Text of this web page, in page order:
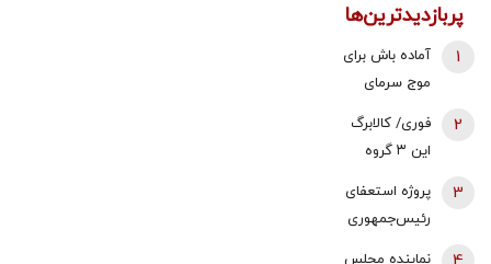
پربازدیدترین‌ها
آماده باش برای
موج سرمای
شدید/ مردم
دنبال سوخت
جایگزین باشند
1
فوری/ کالابرگ
این ۳ گروه
2
پروژه استعفای
رئیس‌جمهوری
3
نماینده مجلس